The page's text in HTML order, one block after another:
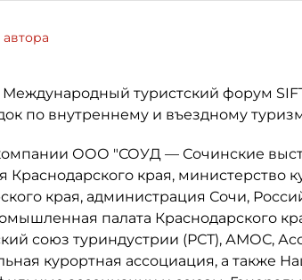
туристский форум
по внутреннему и въездному
ООО "СОУД — Сочинские
края, министерство
края, администрация Сочи,
палата Краснодарского
союз туриндустрии (РСТ), АМОС,
курортная ассоциация, а также